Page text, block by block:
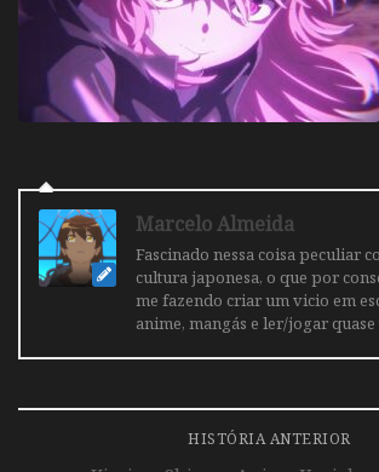
Marcelo Almeida
Fascinado nessa coisa peculiar
cultura japonesa, o que por
me fazendo criar um vicio em
anime, mangás e ler/jogar quase
HISTÓRIA ANTERIOR